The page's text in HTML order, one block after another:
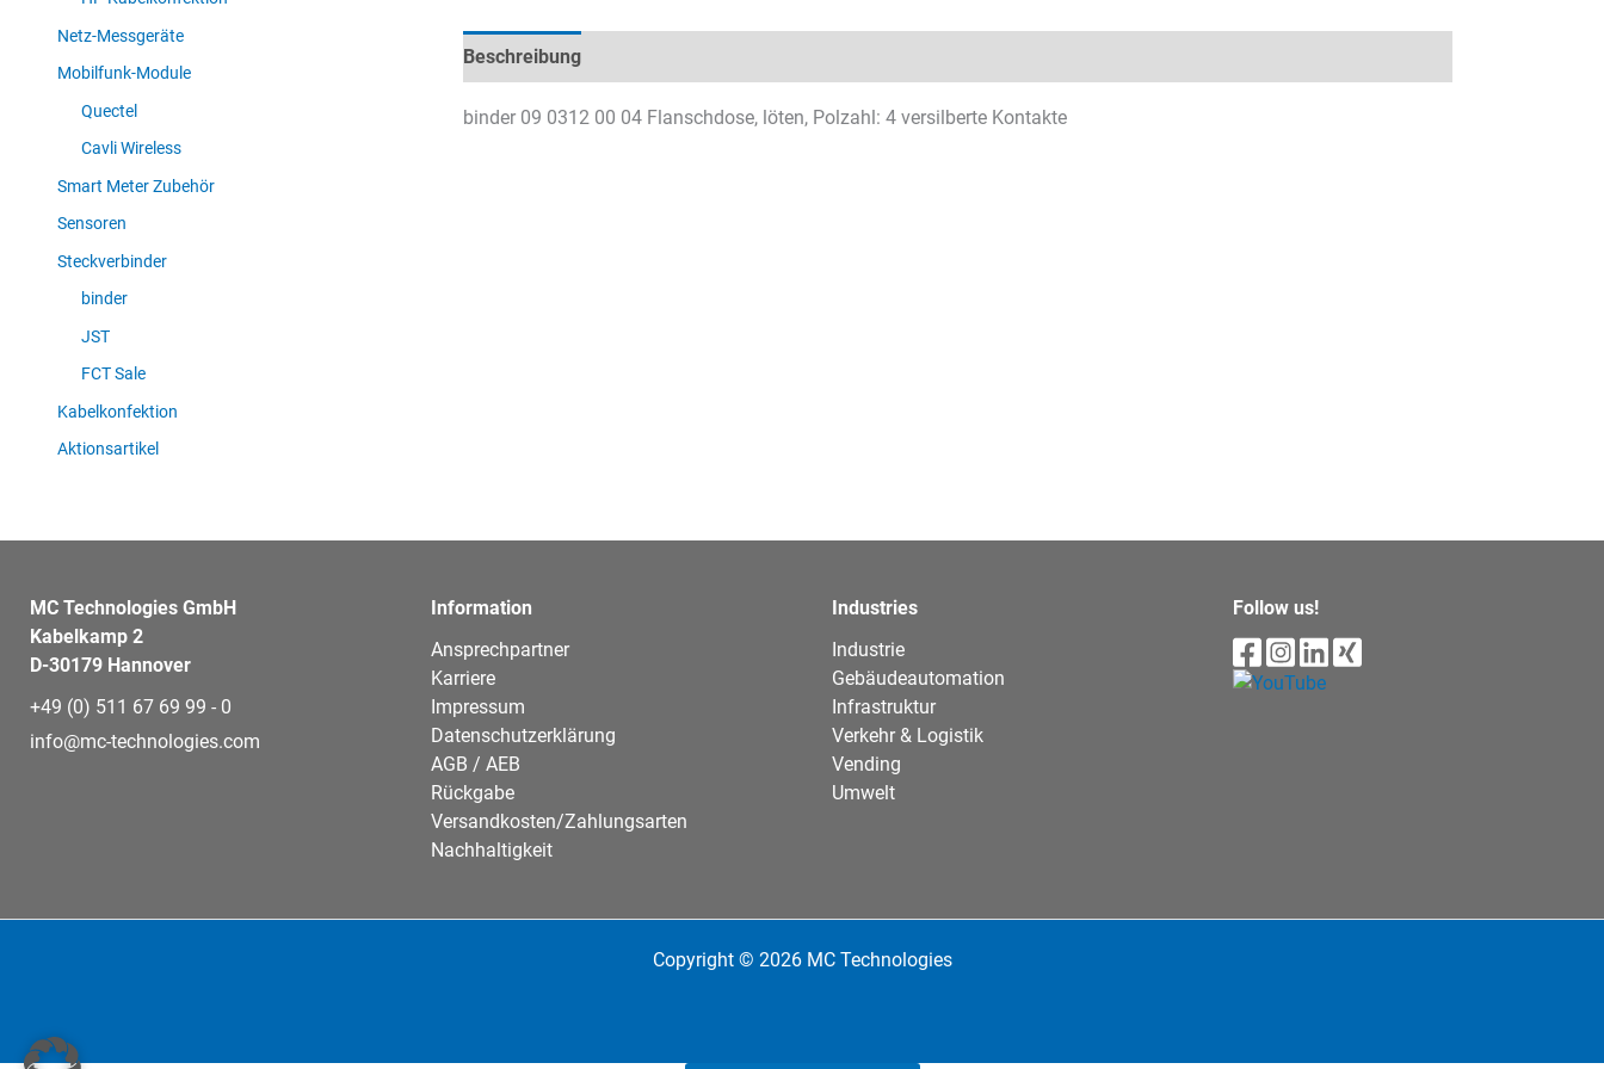
Netz-Messgeräte
Mobilfunk-Module
Quectel
Cavli Wireless
Smart Meter Zubehör
Sensoren
Steckverbinder
binder
JST
FCT Sale
Kabelkonfektion
Aktionsartikel
Beschreibung
binder 09 0312 00 04 Flanschdose, löten, Polzahl: 4 versilberte Kontakte
MC Technologies GmbH
Kabelkamp 2
D-30179 Hannover
+49 (0) 511 67 69 99 - 0
info@mc-technologies.com
Information
Ansprechpartner
Karriere
Impressum
Datenschutzerklärung
AGB / AEB
Rückgabe
Versandkosten/Zahlungsarten
Nachhaltigkeit
Industries
Industrie
Gebäudeautomation
Infrastruktur
Verkehr & Logistik
Vending
Umwelt
Follow us!
Copyright © 2026 MC Technologies